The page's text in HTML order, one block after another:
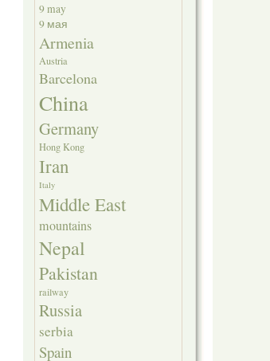
9 may
9 мая
Armenia
Austria
Barcelona
China
Germany
Hong Kong
Iran
Italy
Middle East
mountains
Nepal
Pakistan
railway
Russia
serbia
Spain